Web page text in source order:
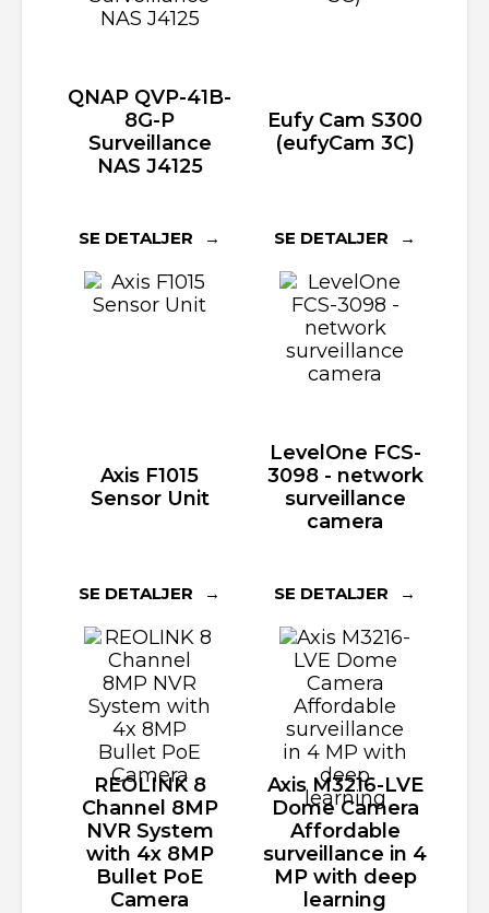
QNAP QVP-41B-
8G-P
Surveillance
NAS J4125
SE DETALJER
Eufy Cam S300
(eufyCam 3C)
SE DETALJER
Axis F1015
Sensor Unit
SE DETALJER
LevelOne FCS-
3098 - network
surveillance
camera
SE DETALJER
REOLINK 8
Channel 8MP
NVR System
with 4x 8MP
Bullet PoE
Camera
Axis M3216-LVE
Dome Camera
Affordable
surveillance in 4
MP with deep
learning